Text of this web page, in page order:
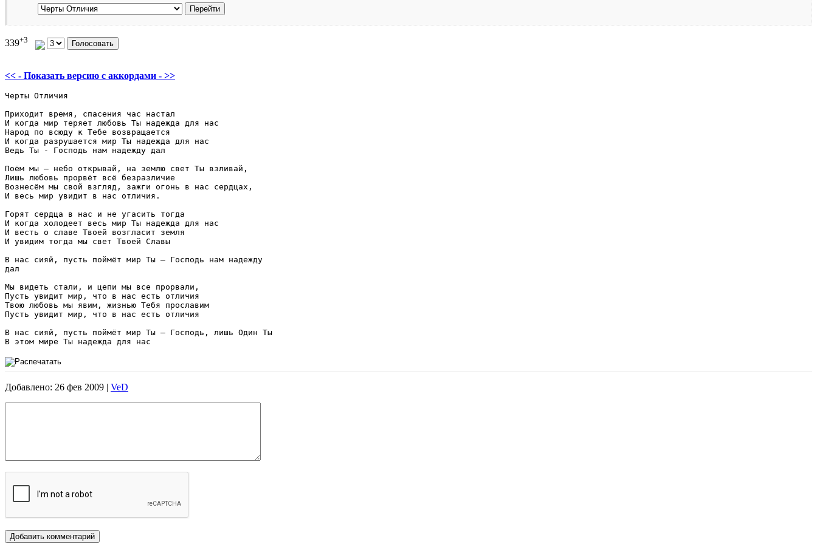
339+3
<< - Показать версию c аккордами - >>
Черты Отличия
Приходит время, спасения час настал
И когда мир теряет любовь Ты надежда для нас
Народ по всюду к Тебе возвращается
И когда разрушается мир Ты надежда для нас
Ведь Ты - Господь нам надежду дал
Поём мы – небо открывай, на землю свет Ты взливай,
Лишь любовь прорвёт всё безразличие
Вознесём мы свой взгляд, зажги огонь в нас сердцах,
И весь мир увидит в нас отличия.
Горят сердца в нас и не угасить тогда
И когда холодеет весь мир Ты надежда для нас
И весть о славе Твоей возгласит земля
И увидим тогда мы свет Твоей Славы
В нас сияй, пусть поймёт мир Ты – Господь нам надежду
дал
Мы видеть стали, и цепи мы все прорвали,
Пусть увидит мир, что в нас есть отличия
Твою любовь мы явим, жизнью Тебя прославим
Пусть увидит мир, что в нас есть отличия
В нас сияй, пусть поймёт мир Ты – Господь, лишь Один Ты
Добавлено: 26 фев 2009 | VeD